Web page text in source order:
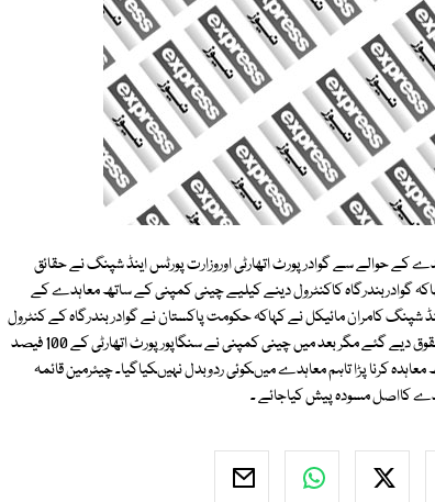
حوالے سے گوادرپورٹ اتھارٹی اوروزارت پورٹس اینڈ شپنگ نے حقائق
کاکنٹرول دینے کیلیے چینی کمپنی کے ساتھ معاہدے کے
شپنگ کامران مائیکل نے کہاکہ حکومت پاکستان نے گوادر بندرگاہ کے کنٹرول
کیلیے سب سے پہلے سنگاپورپورٹ اتھارٹی سے معاہدہ کیاتھااوراسے حقوق دیے گئے مگر بعد میں چینی کمپنی نے سنگاپورپورٹ اتھارٹی کے 100 فیصد
کرنا پڑا تاہم معاہدے میںکوئی ردوبدل نہیںکیاگیا۔ چیئرمین قائمہ
کااصل مسودہ پیش کیاجائے ۔